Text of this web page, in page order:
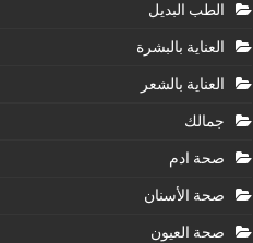
الطب البديل
العناية بالبشرة
العناية بالشعر
جمالك
صحة ادم
صحة الأسنان
صحة العيون